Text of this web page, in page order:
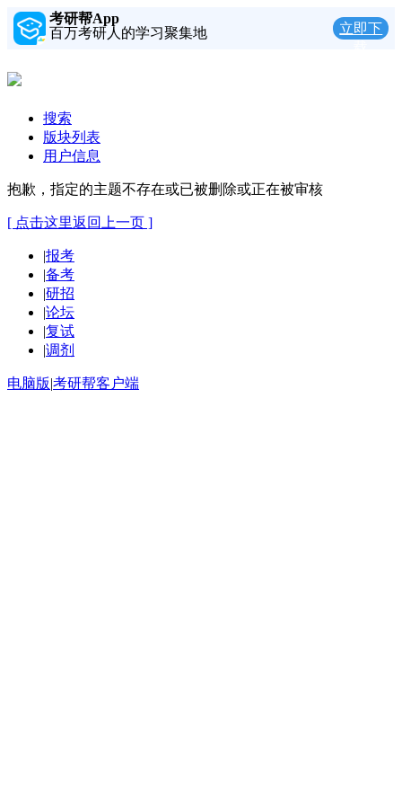
考研帮App
百万考研人的学习聚集地
立即下
搜索
版块列表
用户信息
抱歉，指定的主题不存在或已被删除或正在被审核
[ 点击这里返回上一页 ]
|报考
|备考
|研招
|论坛
|复试
|调剂
电脑版|考研帮客户端